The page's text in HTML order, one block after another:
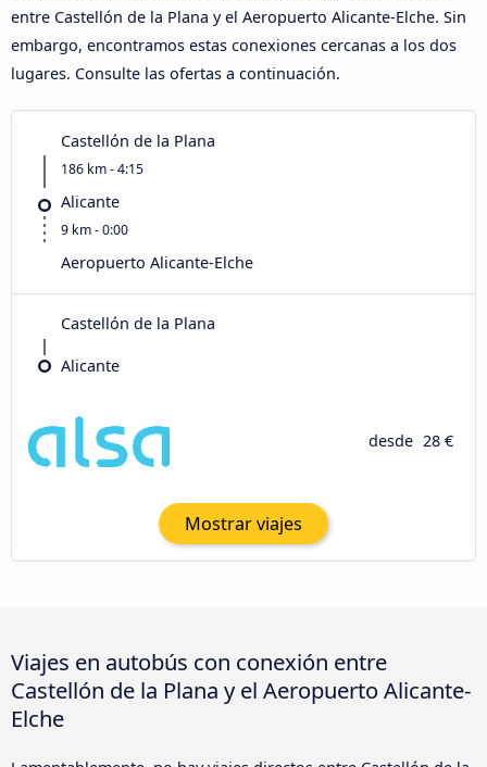
entre Castellón de la Plana y el Aeropuerto Alicante-Elche. Sin
embargo, encontramos estas conexiones cercanas a los dos
lugares. Consulte las ofertas a continuación.
Castellón de la Plana
186 km - 4:15
Alicante
9 km - 0:00
Aeropuerto Alicante-Elche
Castellón de la Plana
Alicante
desde 28 €
Mostrar viajes
Viajes en autobús con conexión entre
Castellón de la Plana y el Aeropuerto Alicante-
Elche